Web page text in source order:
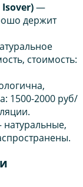
—
держит
стоимость:
1500-2000 руб/